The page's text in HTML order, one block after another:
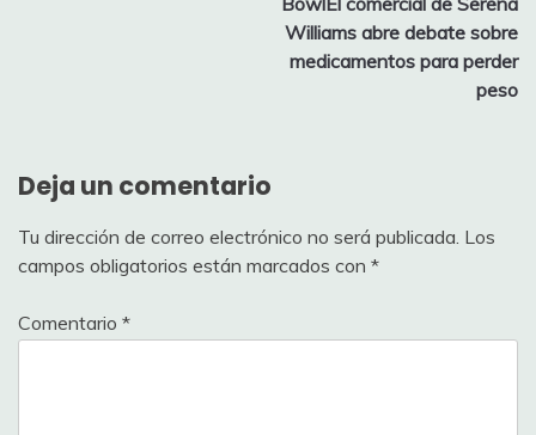
Williams abre debate sobre
medicamentos para perder
peso
Deja un comentario
Tu dirección de correo electrónico no será publicada. Los
campos obligatorios están marcados con *
Comentario *